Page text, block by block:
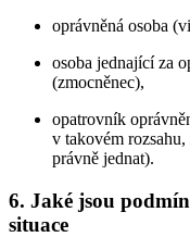
oprávněná osoba
osoba jednající za
(zmocněnec),
opatrovník
v takovém rozsahu,
právně jednat).
6. Jaké jsou
situace